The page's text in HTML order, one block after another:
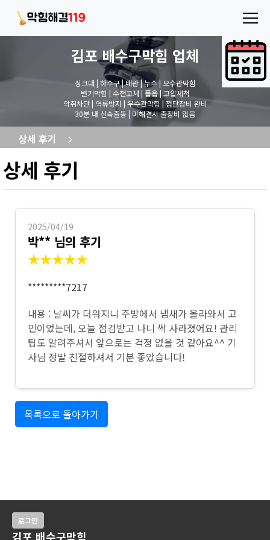
김포 배수구막힘 업체
싱크대 | 하수구 | 배관 | 누수 | 오수관막힘
변기막힘 | 수전교체 | 폽옵 | 고압세척
악취차단 | 역류방지 | 우수관막힘 | 첨단장비 완비
30분 내 신속출동 | 미해결시 출장비 없음
상세 후기
상세 후기
2025/04/19
박** 님의 후기
★★★★★
*********7217
내용 : 날씨가 더워지니 주방에서 냄새가 올라와서 고
민이었는데, 오늘 점검받고 나니 싹 사라졌어요! 관리
팁도 알려주셔서 앞으로는 걱정 없을 것 같아요^^ 기
사님 정말 친절하셔서 기분 좋았습니다!
목록으로 돌아가기
로그인
김포 배수구막힘